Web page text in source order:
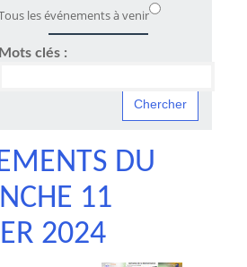
les événements à venir
Mots clés :
DU
11
2024